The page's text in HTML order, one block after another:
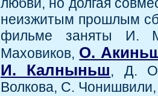
любви, но долгая
неизжитым прошлым
фильме заняты И.
Маховиков, О.
И. Калныньш, Д.
Волкова, С.